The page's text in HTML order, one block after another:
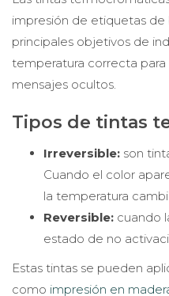
impresión de etiquetas de
principales objetivos de
temperatura correcta
mensajes ocultos.
Tipos de tintas
Irreversible: son
Cuando el color
la temperatura
Reversible: cuando
estado de no
Estas tintas se pueden
como impresión en